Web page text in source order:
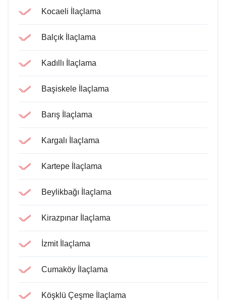
Kocaeli İlaçlama
Balçık İlaçlama
Kadıllı İlaçlama
Başiskele İlaçlama
Barış İlaçlama
Kargalı İlaçlama
Kartepe İlaçlama
Beylikbağı İlaçlama
Kirazpınar İlaçlama
İzmit İlaçlama
Cumaköy İlaçlama
Köşklü Çeşme İlaçlama